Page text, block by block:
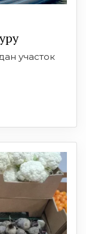
участок